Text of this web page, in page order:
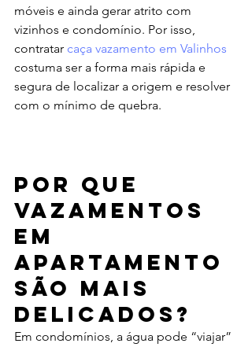
móveis e ainda gerar atrito com
vizinhos e condomínio. Por isso,
contratar caça vazamento em Valinhos
costuma ser a forma mais rápida e
segura de localizar a origem e resolver
com o mínimo de quebra.
Por que
vazamentos
em
apartamento
são mais
delicados?
Em condomínios, a água pode “viajar”